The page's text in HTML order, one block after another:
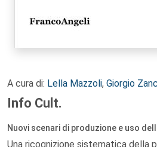
A cura di: Lella Mazzoli, Giorgio
Info Cult.
Nuovi scenari di produzione e uso
Una ricognizione sistematica della